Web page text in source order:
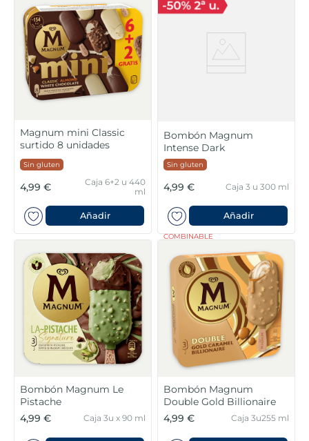
Magnum mini Classic
surtido 8 unidades
Sin gluten
4,99 €
Caja 6+2 u 440
ml
Añadir
Bombón Magnum
Intense Dark
Sin gluten
4,99 €
COMBINABLE
Caja 3 u 300 ml
Añadir
Bombón Magnum Le
Pistache
4,99 €
Caja 3u x 90 ml
Bombón Magnum
Double Gold Billionaire
4,99 €
Caja 3u255 ml